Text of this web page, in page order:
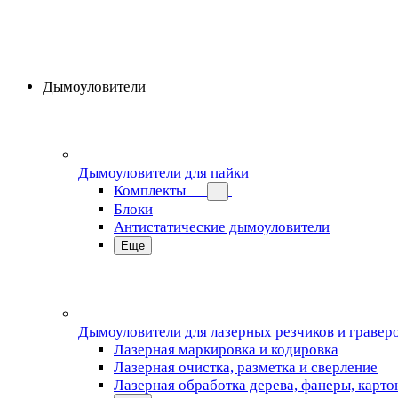
Дымоуловители
Дымоуловители для пайки
Комплекты
Блоки
Антистатические дымоуловители
Еще
Дымоуловители для лазерных резчиков и
Лазерная маркировка и кодировка
Лазерная очистка, разметка и сверление
Лазерная обработка дерева, фанеры,